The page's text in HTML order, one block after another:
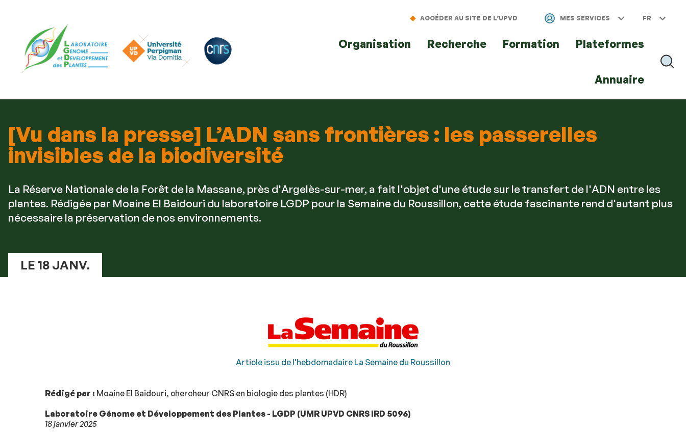
ACCÉDER AU SITE DE L’UPVD MES SERVICES FR
Organisation Recherche Formation Plateformes
Annuaire
[Vu dans la presse] L’ADN sans frontières : les passerelles
invisibles de la biodiversité
La Réserve Nationale de la Forêt de la Massane, près d'Argelès-sur-mer, a fait l'objet d'une étude sur le transfert de l'ADN entre les
plantes. Rédigée par Moaine El Baidouri du laboratoire LGDP pour la Semaine du Roussillon, cette étude fascinante rend d'autant plus
nécessaire la préservation de nos environnements.
LE 18 JANV.
Article issu de l'hebdomadaire La Semaine du Roussillon
Rédigé par : Moaine El Baidouri, chercheur CNRS en biologie des plantes (HDR)
Laboratoire Génome et Développement des Plantes - LGDP (UMR UPVD CNRS IRD 5096)
18 janvier 2025